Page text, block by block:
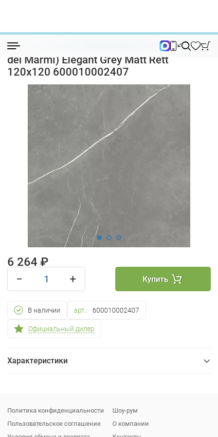
Керамогранит Керамогранит Форте дей Марми (Forte d...
Керамогранит Форте дей Марми (Forte
dei Marmi) Elegant Grey Matt Rett
120x120 600010002407
6 264 ₽
−
+ Купить
В наличии арт.: 600010002407
Официальный дилер
Характеристики
Упаковка
Политика конфиденциальности
Пользовательское соглашение
Шоу-рум
О компании